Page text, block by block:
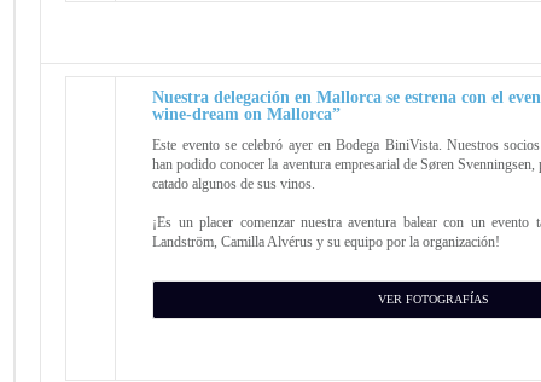
Nuestra delegación en Mallorca se estrena con el
wine-dream on Mallorca”
Este evento se celebró ayer en Bodega BiniVista. Nuestros
han podido conocer la aventura empresarial de Søren
catado algunos de sus vinos.
¡Es un placer comenzar nuestra aventura balear con un
Landström, Camilla Alvérus y su equipo por la organización!
VER FOTOGRAFÍAS